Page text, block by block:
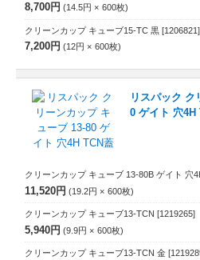
8,700円 14.5円 600枚
クリーンカップ キューブ15-TC 黒 [1206821]
7,200円 12円 600枚
リスパック ク
0 ゲイト 穴4H
クリーンカップ キューブ 13-80B ゲイト 穴
11,520円 19.2円 600枚
クリーンカップ キューブ13-TCN [1219265]
5,940円 9.9円 600枚
クリーンカップ キューブ13-TCN 金